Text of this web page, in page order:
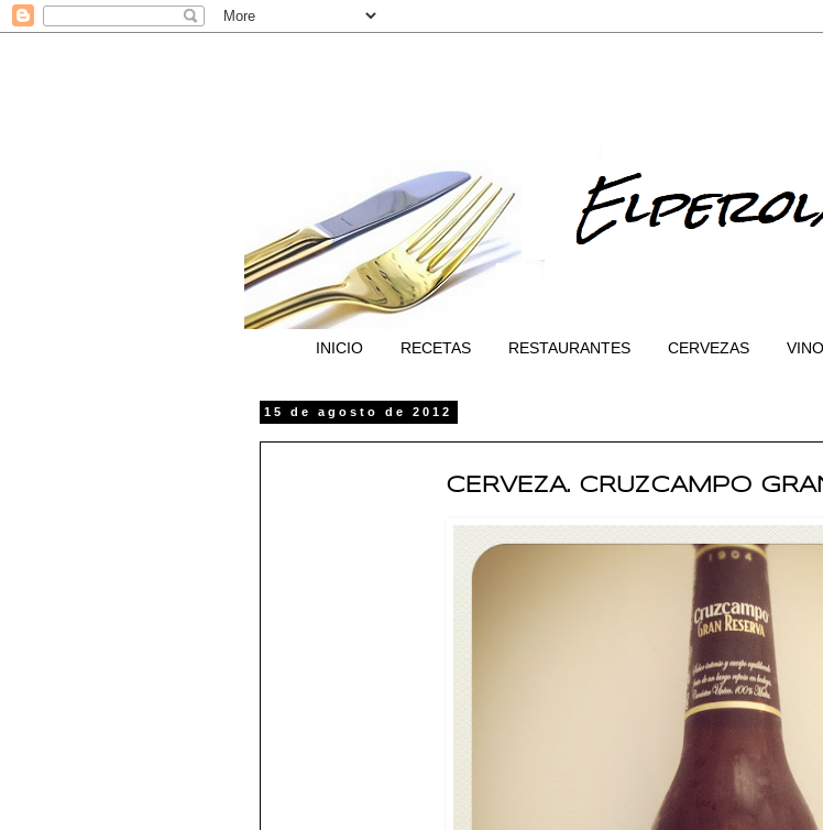
INICIO RECETAS RESTAURANTES CERVEZAS
15 de agosto de 2012
CERVEZA. CRUZCAMPO